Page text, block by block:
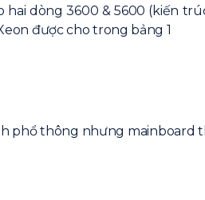
dòng 3600 & 5600 (kiến
được cho trong bảng 1
phổ thông nhưng mainboard